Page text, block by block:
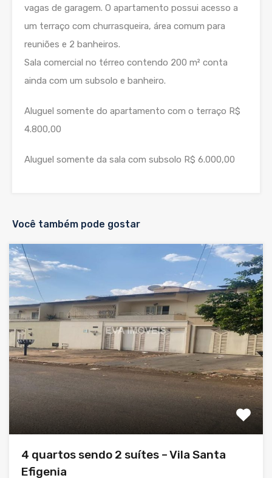
vagas de garagem. O apartamento possui acesso a
um terraço com churrasqueira, área comum para
reuniões e 2 banheiros.
Sala comercial no térreo contendo 200 m² conta
ainda com um subsolo e banheiro.
Aluguel somente do apartamento com o terraço R$
4.800,00
Aluguel somente da sala com subsolo R$ 6.000,00
Você também pode gostar
4 quartos sendo 2 suítes – Vila Santa
Efigenia